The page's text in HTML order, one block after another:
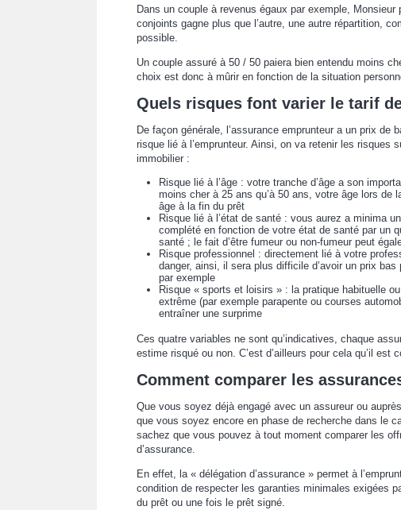
Dans un couple à revenus égaux par exemple,
conjoints gagne plus que l’autre, une autre répartition,
possible.
Un couple assuré à 50 / 50 paiera bien entendu moins
choix est donc à mûrir en fonction de la situation
Quels risques font varier le tarif
De façon générale, l’assurance emprunteur a un prix
risque lié à l’emprunteur. Ainsi, on va retenir les
immobilier :
Risque lié à l’âge : votre tranche d’âge a son
moins cher à 25 ans qu’à 50 ans, votre âge lors
âge à la fin du prêt
Risque lié à l’état de santé : vous aurez a minima
complété en fonction de votre état de santé par un
santé ; le fait d’être fumeur ou non-fumeur peut
Risque professionnel : directement lié à votre
danger, ainsi, il sera plus difficile d’avoir un prix
par exemple
Risque « sports et loisirs » : la pratique habituelle
extrême (par exemple parapente ou courses
entraîner une surprime
Ces quatre variables ne sont qu’indicatives, chaque
estime risqué ou non. C’est d’ailleurs pour cela qu’il est
Comment comparer les
Que vous soyez déjà engagé avec un assureur ou
que vous soyez encore en phase de recherche dans le
sachez que vous pouvez à tout moment comparer les
d’assurance.
En effet, la « délégation d’assurance » permet à
condition de respecter les garanties minimales exigées
du prêt ou une fois le prêt signé.